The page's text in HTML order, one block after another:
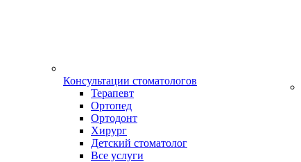
Консультации стоматологов
Терапевт
Ортопед
Ортодонт
Хирург
Детский стоматолог
Все услуги